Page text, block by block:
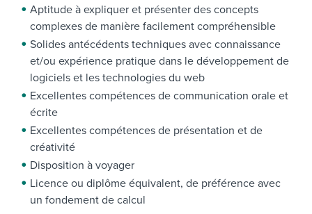
Aptitude à expliquer et présenter des concepts
complexes de manière facilement compréhensible
Solides antécédents techniques avec connaissance
et/ou expérience pratique dans le développement de
logiciels et les technologies du web
Excellentes compétences de communication orale et
écrite
Excellentes compétences de présentation et de
créativité
Disposition à voyager
Licence ou diplôme équivalent, de préférence avec
un fondement de calcul